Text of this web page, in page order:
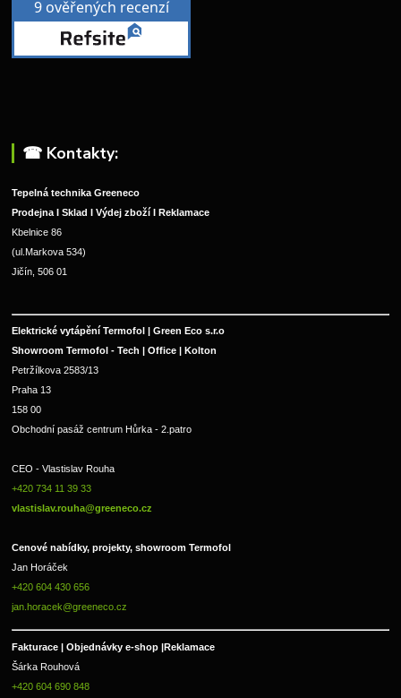
☎︎ Kontakty:
Tepelná technika Greeneco
Prodejna I Sklad I Výdej zboží I Reklamace
Kbelnice 86
(ul.Markova 534)
Jičín, 506 01
Elektrické vytápění Termofol | Green Eco s.r.o
Showroom Termofol - Tech | Office | Kolton
Petržílkova 2583/13
Praha 13
158 00
Obchodní pasáž centrum Hůrka - 2.patro
CEO - Vlastislav Rouha
+420 734 11 39 33
vlastislav.rouha@greeneco.cz
Cenové nabídky, projekty, showroom Termofol
Jan Horáček
+420 604 430 656
jan.horacek@greeneco.cz
Fakturace | Objednávky e-shop |Reklamace
Šárka Rouhová
+420 604 690 848